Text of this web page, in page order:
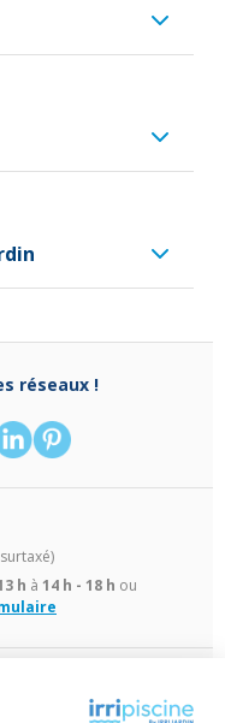
réseaux !
h à 14 h - 18 h ou